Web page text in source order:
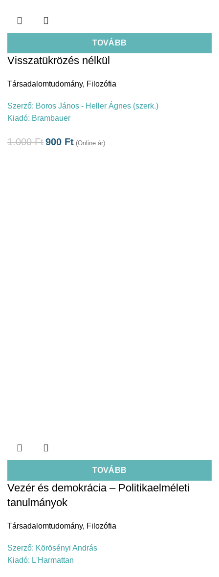
TOVÁBB
Visszatükrözés nélkül
Társadalomtudomány, Filozófia
Szerző: Boros János - Heller Ágnes (szerk.)
Kiadó: Brambauer
1.000Ft900 Ft (Online ár)
TOVÁBB
Vezér és demokrácia – Politikaelméleti
tanulmányok
Társadalomtudomány, Filozófia
Szerző: Körösényi András
Kiadó: L'Harmattan